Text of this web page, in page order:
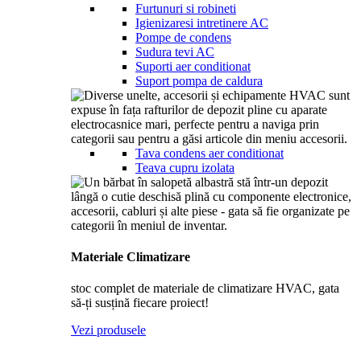
Furtunuri si robineti
Igienizaresi intretinere AC
Pompe de condens
Sudura tevi AC
Suporti aer conditionat
Suport pompa de caldura
Tava condens aer conditionat
Teava cupru izolata
Materiale Climatizare
stoc complet de materiale de climatizare HVAC, gata
să-ți susțină fiecare proiect!
Vezi produsele